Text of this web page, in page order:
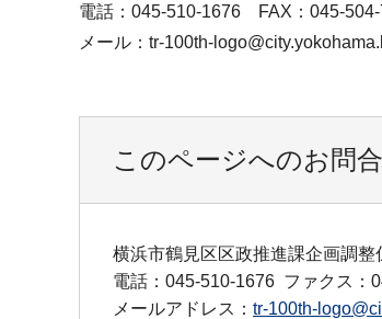
電話：045-510-1676 FAX：045-504-
メール：tr-100th-
このページへのお問
横浜市鶴見区区政推進課企画調整
電話：045-510-1676 ファクス：
メールアドレス： tr-100th-